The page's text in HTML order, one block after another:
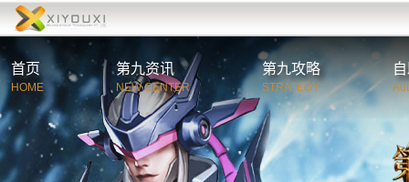
首页
HOME
第九资讯
NEW CENTER
第九攻略
STRATEGY
综合资讯
官方公告
新